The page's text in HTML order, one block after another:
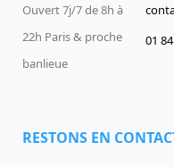
Ouvert 7j/7 de 8h à
22h Paris & proche
banlieue
01
RESTONS EN